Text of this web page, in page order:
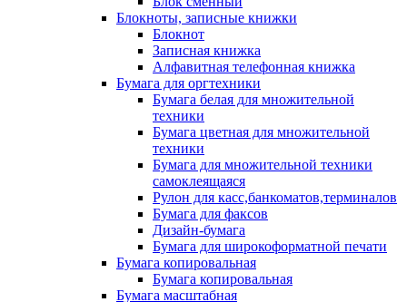
Блокноты, записные книжки
Блокнот
Записная книжка
Алфавитная телефонная книжка
Бумага для оргтехники
Бумага белая для множительной
техники
Бумага цветная для множительной
техники
Бумага для множительной техники
самоклеящаяся
Рулон для касс,банкоматов,терминалов
Бумага для факсов
Дизайн-бумага
Бумага для широкоформатной печати
Бумага копировальная
Бумага копировальная
Бумага масштабная